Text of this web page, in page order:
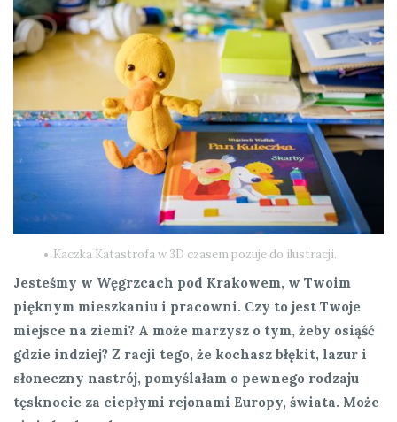
Kaczka Katastrofa w 3D czasem pozuje do ilustracji.
Jesteśmy w Węgrzcach pod Krakowem, w Twoim
pięknym mieszkaniu i pracowni. Czy to jest Twoje
miejsce na ziemi? A może marzysz o tym, żeby osiąść
gdzie indziej? Z racji tego, że kochasz błękit, lazur i
słoneczny nastrój, pomyślałam o pewnego rodzaju
tęsknocie za ciepłymi rejonami Europy, świata. Może